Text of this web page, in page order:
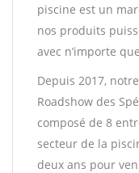
piscine est un
nos produits
avec n’importe
Depuis 2017,
Roadshow des
composé de 8
secteur de la
deux ans pour